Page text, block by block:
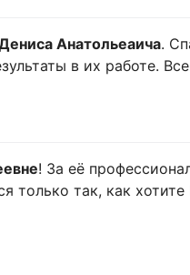
Анатольеаича.
в их работе.
! За её
только так, как